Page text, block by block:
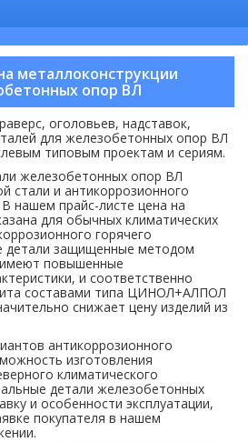
металлоконструкции
опор ВЛ
оголовьев, надставок,
для железобетонных опор ВЛ
типовым проектам и сериям.
железобетонных опор ВЛ
стали и антикоррозионного
нашем прайс-листе цена на
для обычных климатических
горячего
детали защищенные методом
имеют повышенные
и соответственно
составами типа ЦИНОЛ+АЛПОЛ
снижает цену изделий из
антикоррозионного
изготовления
климатического
детали железобетонных
и особенности эксплуатации,
покупателя в нашем